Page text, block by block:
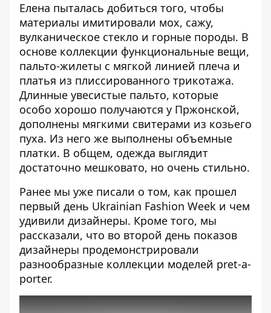
Елена пыталась добиться того, чтобы
материалы имитировали мох, сажу,
вулканическое стекло и горные породы. В
основе коллекции функциональные вещи,
пальто-жилеты с мягкой линией плеча и
платья из плиссированного трикотажа.
Длинные увесистые пальто, которые
особо хорошо получаются у Пржонской,
дополнены мягкими свитерами из козьего
пуха. Из него же выполнены объемные
платки. В общем, одежда выглядит
достаточно мешковато, но очень стильно.
Ранее мы уже писали о том, как прошел
первый день Ukrainian Fashion Week и чем
удивили дизайнеры. Кроме того, мы
рассказали, что во второй день показов
дизайнеры продемонстрировали
разнообразные коллекции моделей pret-a-
porter.